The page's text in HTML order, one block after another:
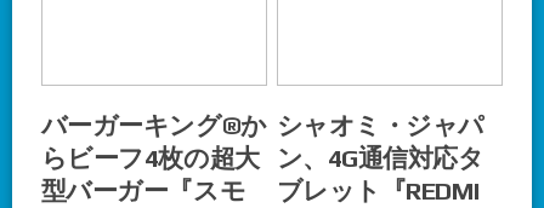
バーガーキング®か
らビーフ4枚の超大
型バーガー『スモ
シャオミ・ジャパ
ン、4G通信対応タ
ブレット『REDMI